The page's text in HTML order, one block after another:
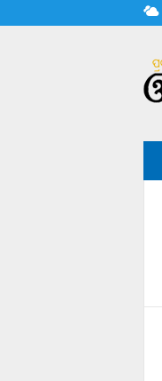
i
a